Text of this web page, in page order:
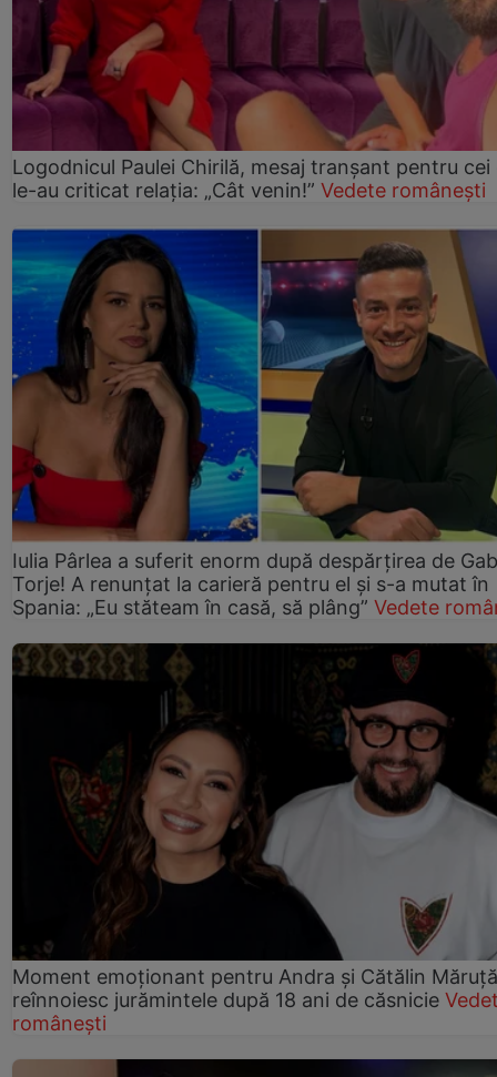
Logodnicul Paulei Chirilă, mesaj tranșant pentru cei
le-au criticat relația: „Cât venin!” Vedete românești
Iulia Pârlea a suferit enorm după despărțirea de
Torje! A renunțat la carieră pentru el și s-a mutat în
Spania: „Eu stăteam în casă, să plâng” Vedete
Moment emoționant pentru Andra și Cătălin
reînnoiesc jurămintele după 18 ani de căsnicie
românești